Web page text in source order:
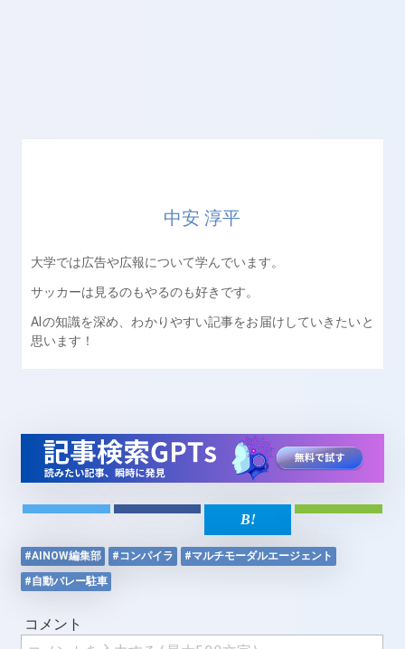
中安 淳平
大学では広告や広報について学んでいます。
サッカーは見るのもやるのも好きです。
AIの知識を深め、わかりやすい記事をお届けしていきたいと
思います！
#AINOW編集部 #コンパイラ
#マルチモーダルエージェント
#自動バレー駐車